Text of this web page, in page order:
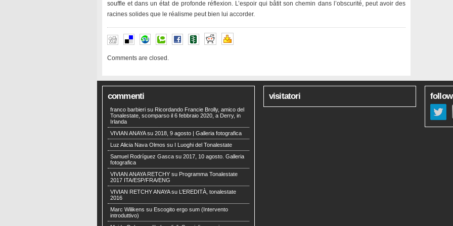
souffle et dans un état de profonde réflexion. L’espoir qui bâtit son chemin dans l’obscurité, peut avoir des
racines solides que le réalisme peut bien lui accorder.
Comments are closed.
commenti
franco barbieri su Ricordando Francie Brolly, amico del
Tonalestate, scomparso il 6 febbraio 2020, a Derry, in
Irlanda
VIVIAN ANAYAsu 2018, 9 agosto | Galleria fotografica
Luz Alicia Nava Olmos su I Luoghi del Tonalestate
Samuel Rodríguez Gasca su 2017, 10 agosto. Galleria
fotografica
VIVIAN ANAYA RETCHY su Programma Tonalestate
2017 ITA/ESP/FRA/ENG
VIVIAN RETCHY ANAYAsu L’EREDITÀ, tonalestate
2016
Marc Wilikens su Escogito ergo sum (Intervento
introduttivo)
visitatori